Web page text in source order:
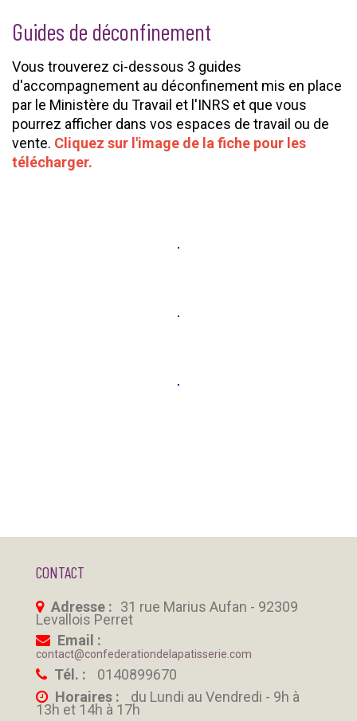
Guides de déconfinement
Vous trouverez ci-dessous 3 guides
d'accompagnement au déconfinement mis en place
par le Ministère du Travail et l'INRS et que vous
pourrez afficher dans vos espaces de travail ou de
vente. Cliquez sur l'image de la fiche pour les
télécharger.
CONTACT
Adresse : 31 rue Marius Aufan - 92309
Levallois Perret
Email :
contact@confederationdelapatisserie.com
Tél. :
0140899670
Horaires :
du Lundi au Vendredi - 9h à
13h et 14h à 17h